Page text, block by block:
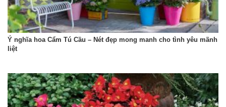
Ý nghĩa hoa Cẩm Tú Cầu – Nét đẹp mong manh cho tình yêu mãnh
liệt